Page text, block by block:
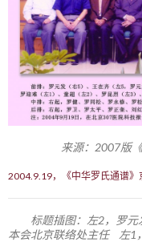
来源：2007版
2004.9.19，《中华罗氏通谱
标题插图：左2，罗
本会北京联络处主任 左1